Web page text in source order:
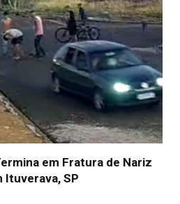
em Fratura de Nariz
Ituverava, SP